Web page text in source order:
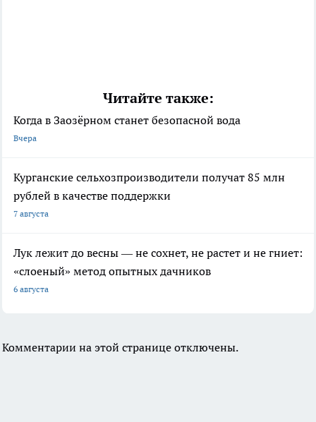
Читайте также:
Когда в Заозёрном станет безопасной вода
Вчера
Курганские сельхозпроизводители получат 85 млн
рублей в качестве поддержки
7 августа
Лук лежит до весны — не сохнет, не растет и не гниет:
«слоеный» метод опытных дачников
6 августа
Комментарии на этой странице отключены.